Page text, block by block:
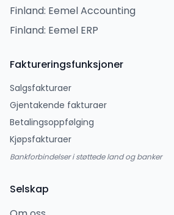
Finland: Eemel Accounting
Finland: Eemel ERP
Faktureringsfunksjoner
Salgsfakturaer
Gjentakende fakturaer
Betalingsoppfølging
Kjøpsfakturaer
Bankforbindelser i støttede land og banker
Selskap